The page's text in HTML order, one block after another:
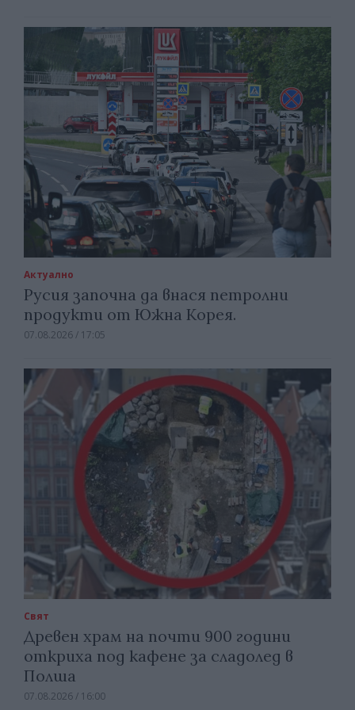
Актуално
Русия започна да внася петролни
продукти от Южна Корея.
07.08.2026 / 17:05
Свят
Древен храм на почти 900 години
откриха под кафене за сладолед в
Полша
07.08.2026 / 16:00